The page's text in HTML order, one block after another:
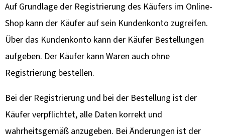
Auf Grundlage der Registrierung des Käufers im Online-
Shop kann der Käufer auf sein Kundenkonto zugreifen.
Über das Kundenkonto kann der Käufer Bestellungen
aufgeben. Der Käufer kann Waren auch ohne
Registrierung bestellen.
Bei der Registrierung und bei der Bestellung ist der
Käufer verpflichtet, alle Daten korrekt und
wahrheitsgemäß anzugeben. Bei Änderungen ist der